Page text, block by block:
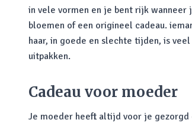
in vele vormen en je bent rijk
bloemen of een origineel cadeau.
haar, in goede en slechte tijden, is
uitpakken.
Cadeau voor moeder
Je moeder heeft altijd voor je gezorgd